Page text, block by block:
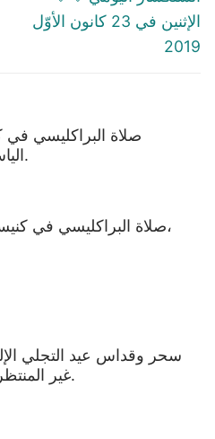
post:
الإثنين في 23 كانون الأوّل
2019
صلاة البراكليسي في
الياس،الجمعة في 7 آب 2026.
صلاة البراكليسي في كنيسة سيدة الفرح غير المنتظر،
سحر وقداس عيد التجلي
غير المنتظر،الخميس في 6 آب 2026.